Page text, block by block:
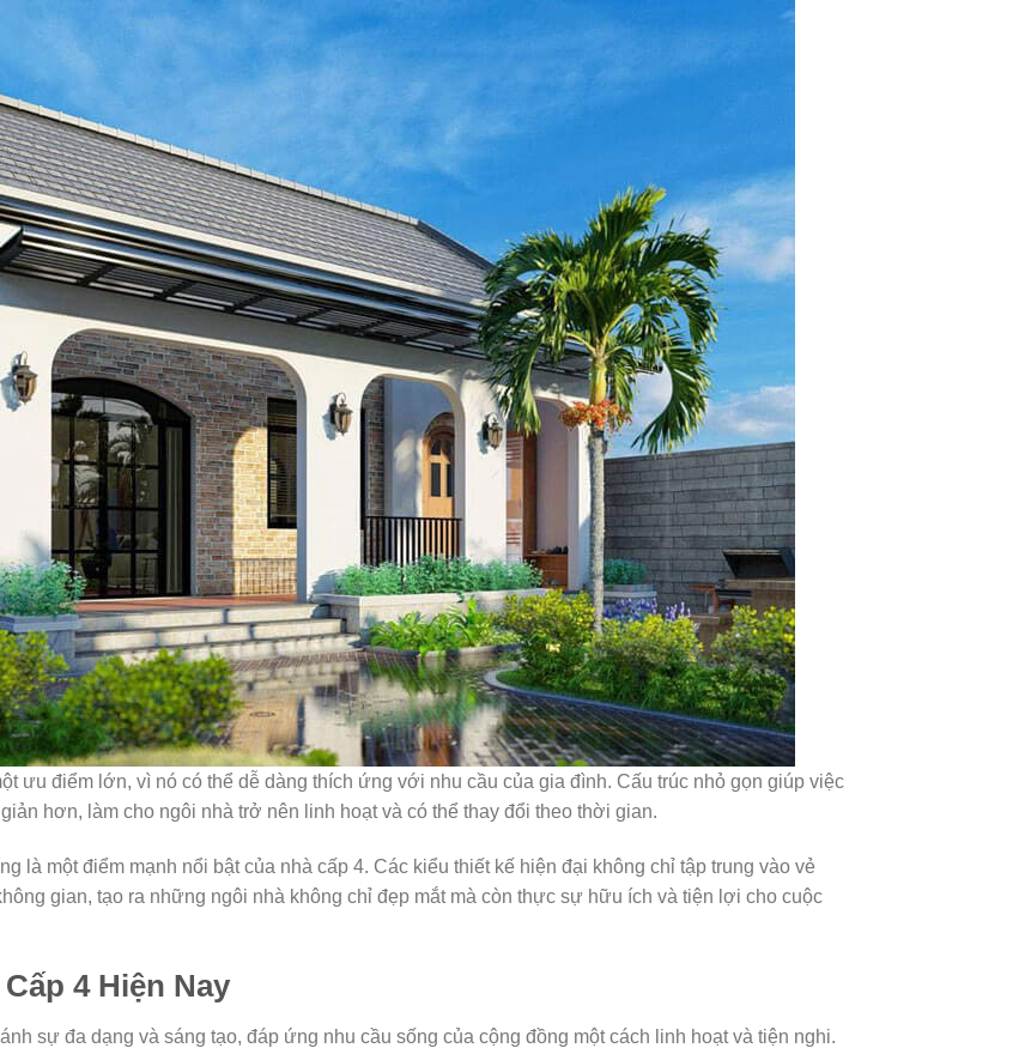
ưu điểm lớn, vì nó có thể dễ dàng thích ứng với nhu cầu của gia đình. Cấu trúc nhỏ gọn giúp việc
hơn, làm cho ngôi nhà trở nên linh hoạt và có thể thay đổi theo thời gian.
là một điểm mạnh nổi bật của nhà cấp 4. Các kiểu thiết kế hiện đại không chỉ tập trung vào vẻ
gian, tạo ra những ngôi nhà không chỉ đẹp mắt mà còn thực sự hữu ích và tiện lợi cho cuộc
4 Hiện Nay
sự đa dạng và sáng tạo, đáp ứng nhu cầu sống của cộng đồng một cách linh hoạt và tiện nghi.